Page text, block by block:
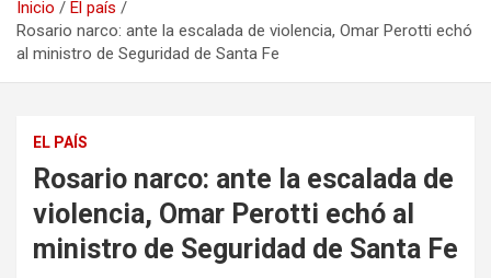
Inicio
El país
Rosario narco: ante la escalada de violencia, Omar Perotti echó
al ministro de Seguridad de Santa Fe
EL PAÍS
Rosario narco: ante la escalada de
violencia, Omar Perotti echó al
ministro de Seguridad de Santa Fe